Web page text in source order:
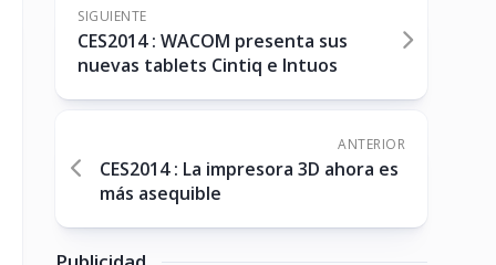
Destacados
Downloads
No-
(US)
SIGUIENTE
CES2014 : WACOM presenta sus
nuevas tablets Cintiq e Intuos
ANTERIOR
CES2014 : La impresora 3D ahora es
más asequible